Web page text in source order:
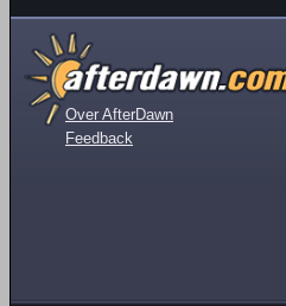
Over AfterDawn
Feedback